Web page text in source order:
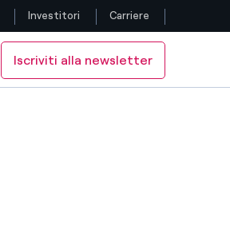
Investitori Carriere
Iscriviti alla newsletter